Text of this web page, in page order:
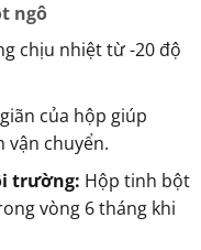
ngô
chịu nhiệt từ -20 độ
của hộp giúp
chuyển.
trường: Hộp tinh bột
vòng 6 tháng khi